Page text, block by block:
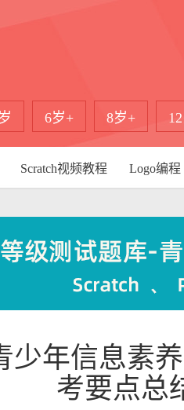
6岁+ 8岁+
Scratch视频教程 Logo编程
少年信息素
考要点总